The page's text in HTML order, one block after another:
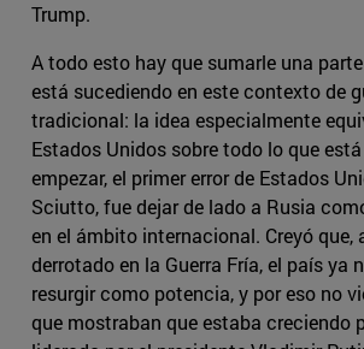
Trump.
A todo esto hay que sumarle una
está sucediendo en este contexto de
tradicional: la idea especialmente
Estados Unidos sobre todo lo que
empezar, el primer error de Estados
Sciutto, fue dejar de lado a Rusia
en el ámbito internacional. Creyó que,
derrotado en la Guerra Fría, el país ya
resurgir como potencia, y por eso no
que mostraban que estaba creciendo